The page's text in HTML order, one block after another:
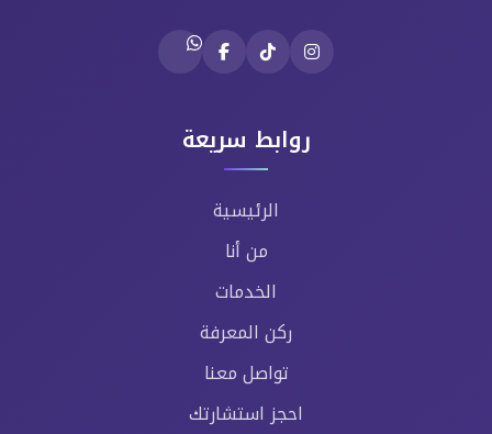
روابط سريعة
الرئيسية
من أنا
الخدمات
ركن المعرفة
تواصل معنا
احجز استشارتك